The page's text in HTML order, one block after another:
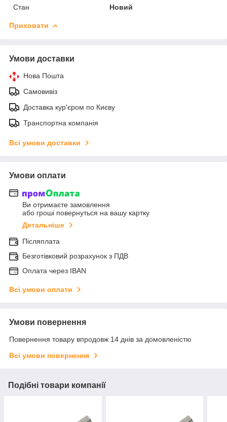
Стан Новий
Приховати
Умови доставки
Нова Пошта
Самовивіз
Доставка кур'єром по Києву
Транспортна компанія
Всі умови доставки
Умови оплати
Ви отримаєте замовлення
або гроші повернуться на вашу картку
Детальніше
Післяплата
Безготівковий розрахунок з ПДВ
Оплата через IBAN
Всі умови оплати
Умови повернення
Повернення товару впродовж 14 днів за домовленістю
Всі умови повернення
Подібні товари компанії